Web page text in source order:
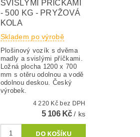
SVISLÝMI PŘÍČKAMI
- 500 KG - PRYŽOVÁ
KOLA
Skladem po výrobě
Plošinový vozík s dvěma
madly a svislými příčkami.
Ložná plocha 1200 x 700
mm s otěru odolnou a vodě
odolnou deskou. Český
výrobek.
4 220 Kč bez DPH
5 106 Kč/ ks